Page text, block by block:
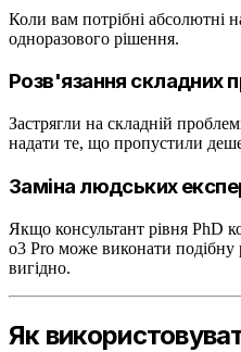
Коли вам потрібні абсолютні
одноразового рішення.
Розв'язання складних
Застрягли на складній
надати те, що пропустили
Заміна людських
Якщо консультант рівня PhD
o3 Pro може виконати подібну
вигідно.
Як